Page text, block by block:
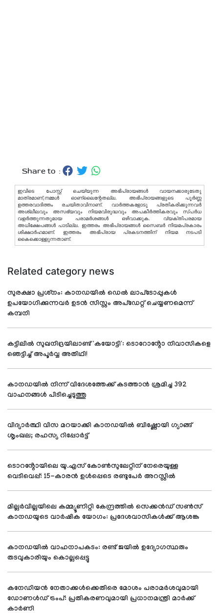
Share to :
ഇവിടെ പോസ്റ്റ് ചെയ്യുന്ന അഭിപ്രായങ്ങള്‍ വായനക്കാരുടേതു
മാത്രമാണ്,നമ്മൾ ഓണ്ലൈന്റേതല്ല. അഭിപ്രായങ്ങളുടെ പൂർണ്ണ
ഉത്തരവാദിത്തം രചയിതാവിനാണ്. വാര്‍ത്തകളോടു പ്രതികരിക്കുന്നവര്‍
അശ്ലീലവും അസഭ്യവും നിയമവിരുദ്ധവും അപകീര്‍ത്തികരവും സ്പര്‍ധ
വളര്‍ത്തുന്നതുമായ പരാമര്‍ശങ്ങള്‍ ഒഴിവാക്കുക. വ്യക്തിപരമായ
അധിക്ഷേപങ്ങള്‍ പാടില്ല. ഇത്തരം അഭിപ്രായങ്ങള്‍ സൈബര്‍ നിയമപ്രകാരം
ശിക്ഷാര്‍ഹമാണ്. ഇത്തരം അഭിപ്രായ പ്രകടനത്തിന് നിയമ നടപടി
കൈക്കൊള്ളുന്നതാണ്.
Related category news
സുരക്ഷാ പ്രശ്‌നം: കാനഡയില്‍ ഡെല്‍ ലാപ്‌ടോപ്പുകള്‍
ഉപയോഗിക്കുന്നവര്‍ ഉടന്‍ സിസ്റ്റം അപ്‌ഡേറ്റ് ചെയ്യണമെന്ന്
കമ്പനി
കട്ടിലിൽ സുഖനിദ്രയിലാണ്ട് 'കയോട്ടി': ടൊറോൻ്റോ നിവാസികളെ
ഞെട്ടിച്ച് അപൂർവ്വ അതിഥി!
കാനഡയിൽ നിന്ന് വിദേശത്തേക്ക് കടത്താൻ ശ്രമിച്ച 392
വാഹനങ്ങൾ പിടിച്ചെടുത്തു
വിദ്യാര്‍ത്ഥി വിസ മറയാക്കി കാനഡയില്‍ ബിഷ്ണോയി ഗ്യാങ്ങ്
ശൃംഖല; രഹസ്യ റിപ്പോര്‍ട്ട്
ടൊറൻ്റോയിലെ യു.എസ് കോൺസുലേറ്റിന് നേരെയുള്ള
വെടിവെപ്പ്: 15-കാരൻ ഉൾപ്പെടെ രണ്ടുപേർ അറസ്റ്റിൽ
മില്ലർവില്ലയിലെ കമ്മ്യൂണിറ്റി കേന്ദ്രത്തിൽ സെക്കൻഡ് സൺസ്
കാനഡയുടെ വാർഷിക യോഗം: പ്രദേശവാസികൾക്ക് ആശങ്ക
കാനഡയിൽ വാഹനാപകടം: രണ്ട് ജയിൽ ഉദ്യോഗസ്ഥരും
തടവുകാരിയും കൊല്ലപ്പെട്ടു
കനേഡിയൻ നേതാക്കൾക്കെതിരെ മോശം പരാമർശവുമായി
ഡോണൾഡ് ട്രംപ്: പ്രതികരണവുമായി പ്രധാനമന്ത്രി മാർക്ക്
കാർണി